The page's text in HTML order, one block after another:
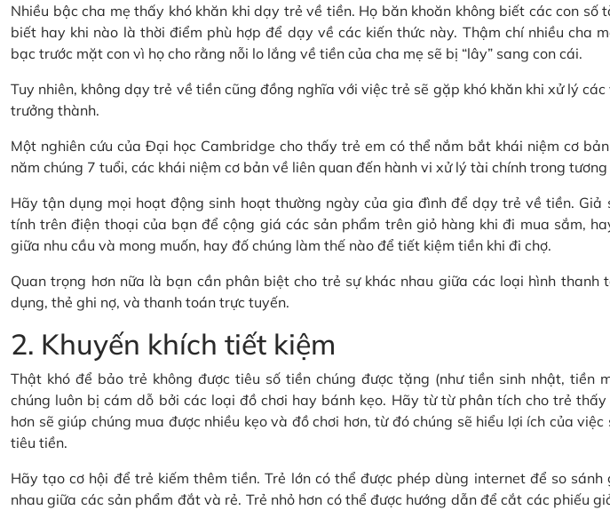
Nhiều bậc cha mẹ thấy khó khăn khi dạy trẻ về tiền. Họ băn khoăn không biết các con số
biết hay khi nào là thời điểm phù hợp để dạy về các kiến thức này. Thậm chí nhiều cha
bạc trước mặt con vì họ cho rằng nỗi lo lắng về tiền của cha mẹ sẽ bị “lây” sang con cái.
Tuy nhiên, không dạy trẻ về tiền cũng đồng nghĩa với việc trẻ sẽ gặp khó khăn khi xử lý
trưởng thành.
Một nghiên cứu của Đại học Cambridge cho thấy trẻ em có thể nắm bắt khái niệm cơ
năm chúng 7 tuổi, các khái niệm cơ bản về liên quan đến hành vi xử lý tài chính trong
Hãy tận dụng mọi hoạt động sinh hoạt thường ngày của gia đình để dạy trẻ về tiền. Giả
tính trên điện thoại của bạn để cộng giá các sản phẩm trên giỏ hàng khi đi mua sắm,
giữa nhu cầu và mong muốn, hay đố chúng làm thế nào để tiết kiệm tiền khi đi chợ.
Quan trọng hơn nữa là bạn cần phân biệt cho trẻ sự khác nhau giữa các loại hình thanh
dụng, thẻ ghi nợ, và thanh toán trực tuyến.
2. Khuyến khích tiết kiệm
Thật khó để bảo trẻ không được tiêu số tiền chúng được tặng (như tiền sinh nhật, tiền
chúng luôn bị cám dỗ bởi các loại đồ chơi hay bánh kẹo. Hãy từ từ phân tích cho trẻ
hơn sẽ giúp chúng mua được nhiều kẹo và đồ chơi hơn, từ đó chúng sẽ hiểu lợi ích của
tiêu tiền.
Hãy tạo cơ hội để trẻ kiếm thêm tiền. Trẻ lớn có thể được phép dùng internet để so
nhau giữa các sản phẩm đắt và rẻ. Trẻ nhỏ hơn có thể được hướng dẫn để cắt các phiếu